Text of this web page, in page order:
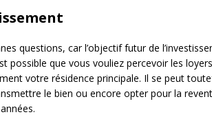
questions, car l’objectif futur de
possible que vous vouliez percevoir les
votre résidence principale. Il se peut
le bien ou encore opter pour la